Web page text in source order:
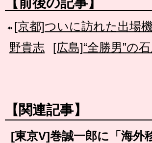
[京都]ついに訪れた出場
野貴志
[広島]“全勝男”の
【関連記事】
[東京V]巻誠一郎に「海外